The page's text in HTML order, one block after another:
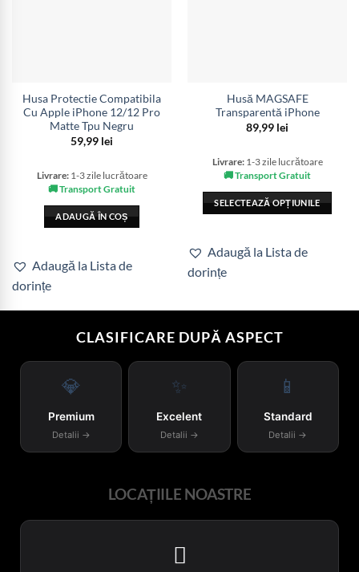
Husa Protectie Compatibila
Cu Apple iPhone 12/12 Pro
Matte Tpu Negru
59,99 lei
Livrare:1-3 zile lucrătoare
🚚 Transport Gratuit
ADAUGĂ ÎN COȘ
Adaugă la Lista de
dorințe
Husă MAGSAFE
Transparentă iPhone
89,99 lei
Livrare:1-3 zile lucrătoare
🚚 Transport Gratuit
SELECTEAZĂ OPȚIUNILE
are
pot
produsului.
Adaugă la Lista de
dorințe
CLASIFICARE DUPĂ ASPECT
💎
Premium
Detalii →
✨
Excelent
Detalii →
📱
Standard
Detalii →
LOCAȚIILE NOASTRE
